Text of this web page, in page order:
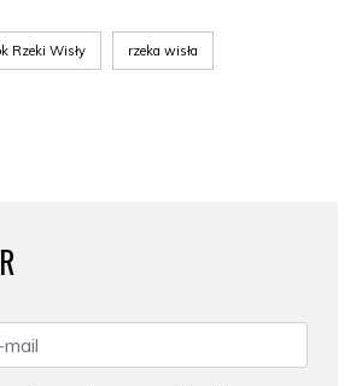
Rzeki Wisły rzeka wisła